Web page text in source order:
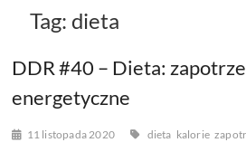
Tag: dieta
DDR #40 – Dieta:
energetyczne
11 listopada 2020 dieta kalorie